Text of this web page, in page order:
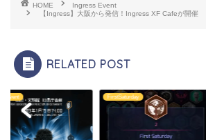
HOME
Ingress Event
【Ingress】大阪から発信！Ingress XF Cafeが開催
RELATED POST
Event FirstSaturday